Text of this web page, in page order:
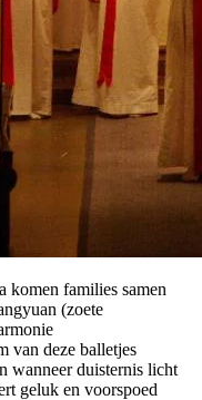
komen families samen
(zoete
van deze balletjes
wanneer duisternis licht
geluk en voorspoed